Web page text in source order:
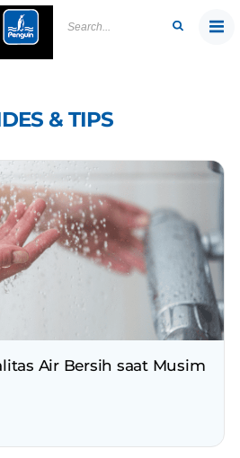
Skip
content
& TIPS
Air Bersih saat Musim